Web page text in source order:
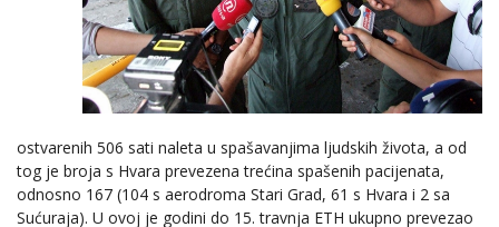
ostvarenih 506 sati naleta u spašavanjima ljudskih života, a od
tog je broja s Hvara prevezena trećina spašenih pacijenata,
odnosno 167 (104 s aerodroma Stari Grad, 61 s Hvara i 2 sa
Sućuraja). U ovoj je godini do 15. travnja ETH ukupno prevezao